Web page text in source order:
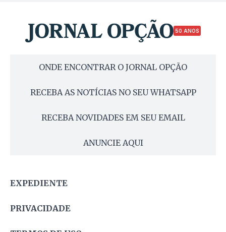
50 ANOS
ONDE ENCONTRAR O JORNAL OPÇÃO
RECEBA AS NOTÍCIAS NO SEU WHATSAPP
RECEBA NOVIDADES EM SEU EMAIL
ANUNCIE AQUI
EXPEDIENTE
PRIVACIDADE